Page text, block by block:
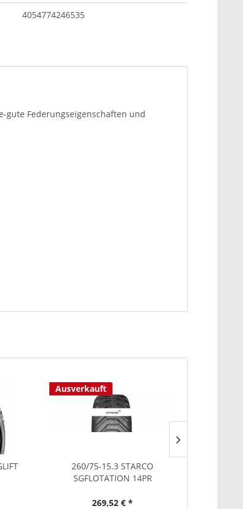
4054774246535
gute Federungseigenschaften und
Ausverkauft
260/75-15.3 STARCO
SGFLOTATION 14PR
269,52 € *